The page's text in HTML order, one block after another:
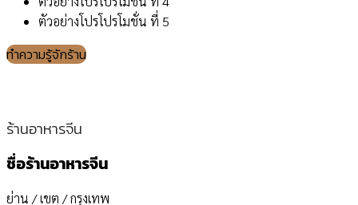
ตัวอย่างโปรโปรโมชั่น ที่ 5
ทำความรู้จักร้าน
ร้านอาหารจีน
ชื่อร้านอาหารจีน
ย่าน / เขต / กรุงเทพ